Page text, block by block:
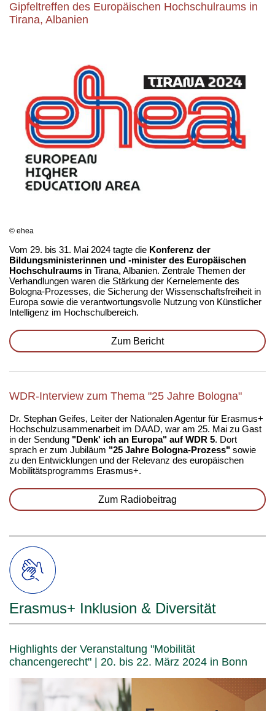
Gipfeltreffen des Europäischen Hochschulraums in
Tirana, Albanien
© ehea
Vom 29. bis 31. Mai 2024 tagte die Konferenz der
Bildungsministerinnen und -minister des Europäischen
Hochschulraums in Tirana, Albanien. Zentrale Themen der
Verhandlungen waren die Stärkung der Kernelemente des
Bologna-Prozesses, die Sicherung der Wissenschaftsfreiheit in
Europa sowie die verantwortungsvolle Nutzung von Künstlicher
Intelligenz im Hochschulbereich.
Zum Bericht
WDR-Interview zum Thema "25 Jahre Bologna"
Dr. Stephan Geifes, Leiter der Nationalen Agentur für Erasmus+
Hochschulzusammenarbeit im DAAD, war am 25. Mai zu Gast
in der Sendung "Denk' ich an Europa" auf WDR 5. Dort
sprach er zum Jubiläum "25 Jahre Bologna-Prozess" sowie
zu den Entwicklungen und der Relevanz des europäischen
Mobilitätsprogramms Erasmus+.
Zum Radiobeitrag
Erasmus+ Inklusion & Diversität
Highlights der Veranstaltung "Mobilität
chancengerecht" | 20. bis 22. März 2024 in Bonn